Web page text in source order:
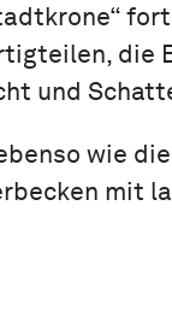
die
und
wie
mit